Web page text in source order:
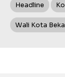
Headline
Wali Kota